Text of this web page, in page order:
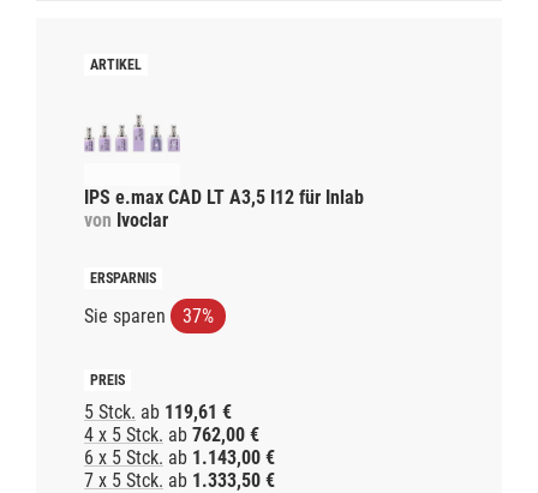
IPS e.max CAD LT A3,5 I12 für Inlab
von Ivoclar
Sie sparen 37%
5 Stck. ab 119,61 €
4 x 5 Stck. ab 762,00 €
6 x 5 Stck. ab 1.143,00 €
7 x 5 Stck. ab 1.333,50 €